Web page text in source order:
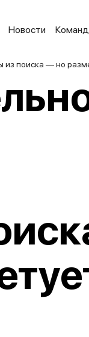
Новости
поиска — но